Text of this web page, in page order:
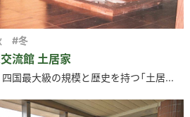
流館 土居家
#冬
国最大級の規模と歴史を持つ「土居...